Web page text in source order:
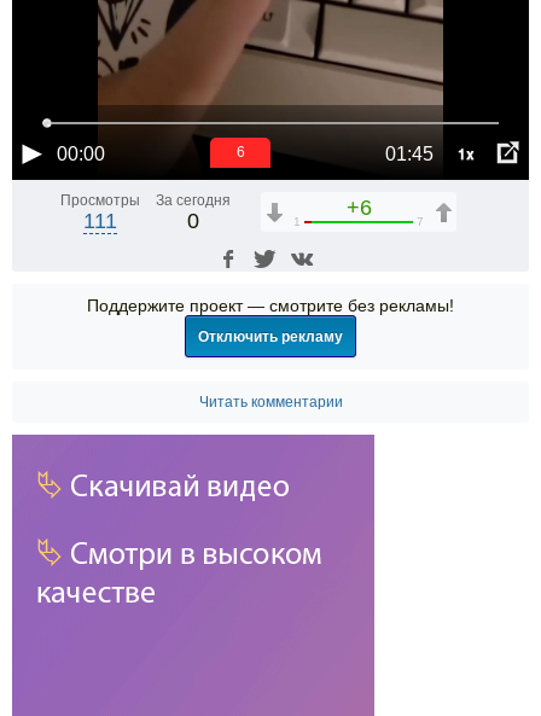
00:00 01:45 1x
5
Просмотры
111
За сегодня
0
+6
1 7
Поддержите проект — смотрите без рекламы!
Отключить рекламу
Читать комментарии